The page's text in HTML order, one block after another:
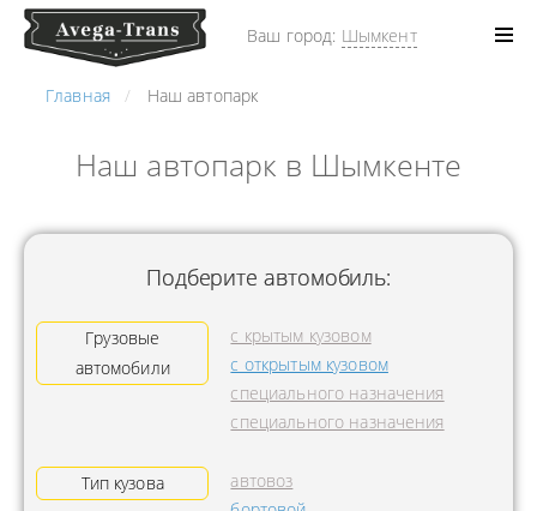
Ваш город: Шымкент
Главная Наш автопарк
Наш автопарк в Шымкенте
Подберите автомобиль:
Грузовые
автомобили
с крытым кузовом
с открытым кузовом
специального назначения
специального назначения
Тип кузова
автовоз